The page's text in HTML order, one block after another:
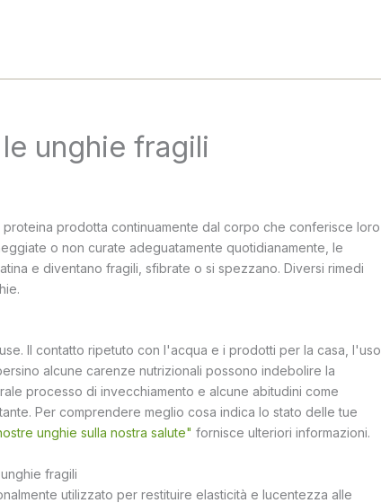
unghie fragili
prodotta continuamente dal corpo che conferisce loro
o non curate adeguatamente quotidianamente, le
e diventano fragili, sfibrate o si spezzano. Diversi rimedi
Il contatto ripetuto con l'acqua e i prodotti per la casa, l'uso
alcune carenze nutrizionali possono indebolire la
processo di invecchiamento e alcune abitudini come
Per comprendere meglio cosa indica lo stato delle tue
unghie sulla nostra salute" fornisce ulteriori informazioni.
fragili
utilizzato per restituire elasticità e lucentezza alle